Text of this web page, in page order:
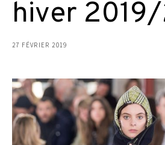
hiver
27 FÉVRIER 2019